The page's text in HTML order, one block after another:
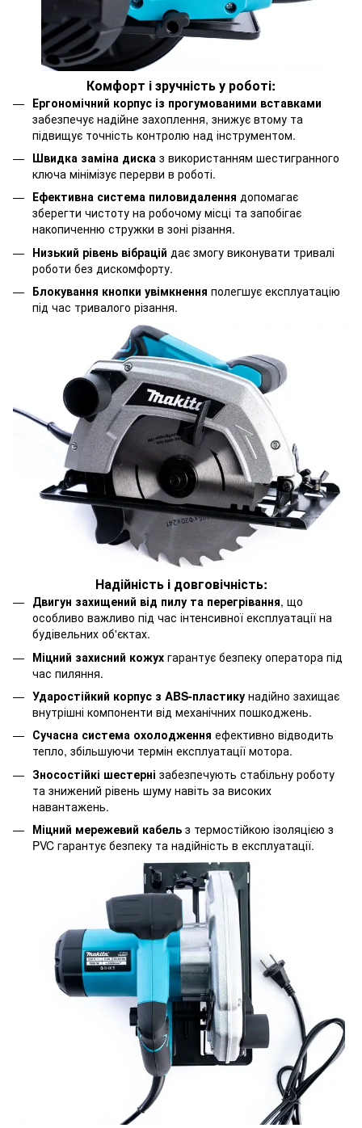
Комфорт і зручність у роботі:
Ергономічний корпус із прогумованими вставками
забезпечує надійне захоплення, знижує втому та
підвищує точність контролю над інструментом.
Швидка заміна диска з використанням шестигранного
ключа мінімізує перерви в роботі.
Ефективна система пиловидалення допомагає
зберегти чистоту на робочому місці та запобігає
накопиченню стружки в зоні різання.
Низький рівень вібрацій дає змогу виконувати тривалі
роботи без дискомфорту.
Блокування кнопки увімкнення полегшує експлуатацію
під час тривалого різання.
Надійність і довговічність:
Двигун захищений від пилу та перегрівання, що
особливо важливо під час інтенсивної експлуатації на
будівельних об'єктах.
Міцний захисний кожух гарантує безпеку оператора під
час пиляння.
Ударостійкий корпус з ABS-пластику надійно захищає
внутрішні компоненти від механічних пошкоджень.
Сучасна система охолодження ефективно відводить
тепло, збільшуючи термін експлуатації мотора.
Зносостійкі шестерні забезпечують стабільну роботу
та знижений рівень шуму навіть за високих
навантажень.
Міцний мережевий кабель з термостійкою ізоляцією з
PVC гарантує безпеку та надійність в експлуатації.